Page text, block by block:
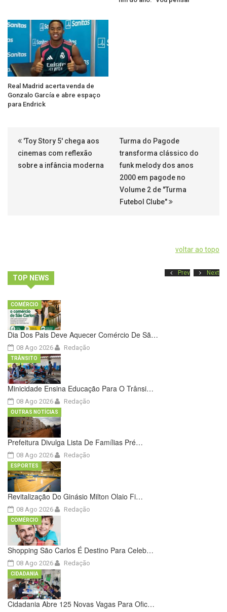
Real Madrid acerta venda de
Gonzalo García e abre espaço
para Endrick
'Toy Story 5' chega aos
cinemas com reflexão
sobre a infância moderna
Turma do Pagode
transforma clássico do
funk melody dos anos
2000 em pagode no
Volume 2 de "Turma
Futebol Clube"
voltar ao topo
TOP NEWS
Prev Next
Dia Dos Pais Deve Aquecer Comércio De Sã…
08 Ago 2026
COMÉRCIO
Redação
Minicidade Ensina Educação Para O Trânsi…
08 Ago 2026
TRÂNSITO
Redação
Prefeitura Divulga Lista De Famílias Pré…
08 Ago 2026
OUTRAS NOTÍCIAS
Redação
Revitalização Do Ginásio Milton Olaio Fi…
08 Ago 2026
ESPORTES
Redação
Shopping São Carlos É Destino Para Celeb…
08 Ago 2026
COMÉRCIO
Redação
Cidadania Abre 125 Novas Vagas Para Ofic…
CIDADANIA